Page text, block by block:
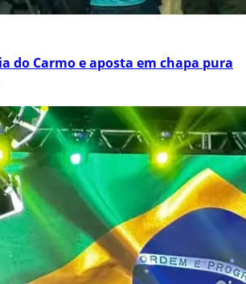
do Carmo e aposta em chapa pura